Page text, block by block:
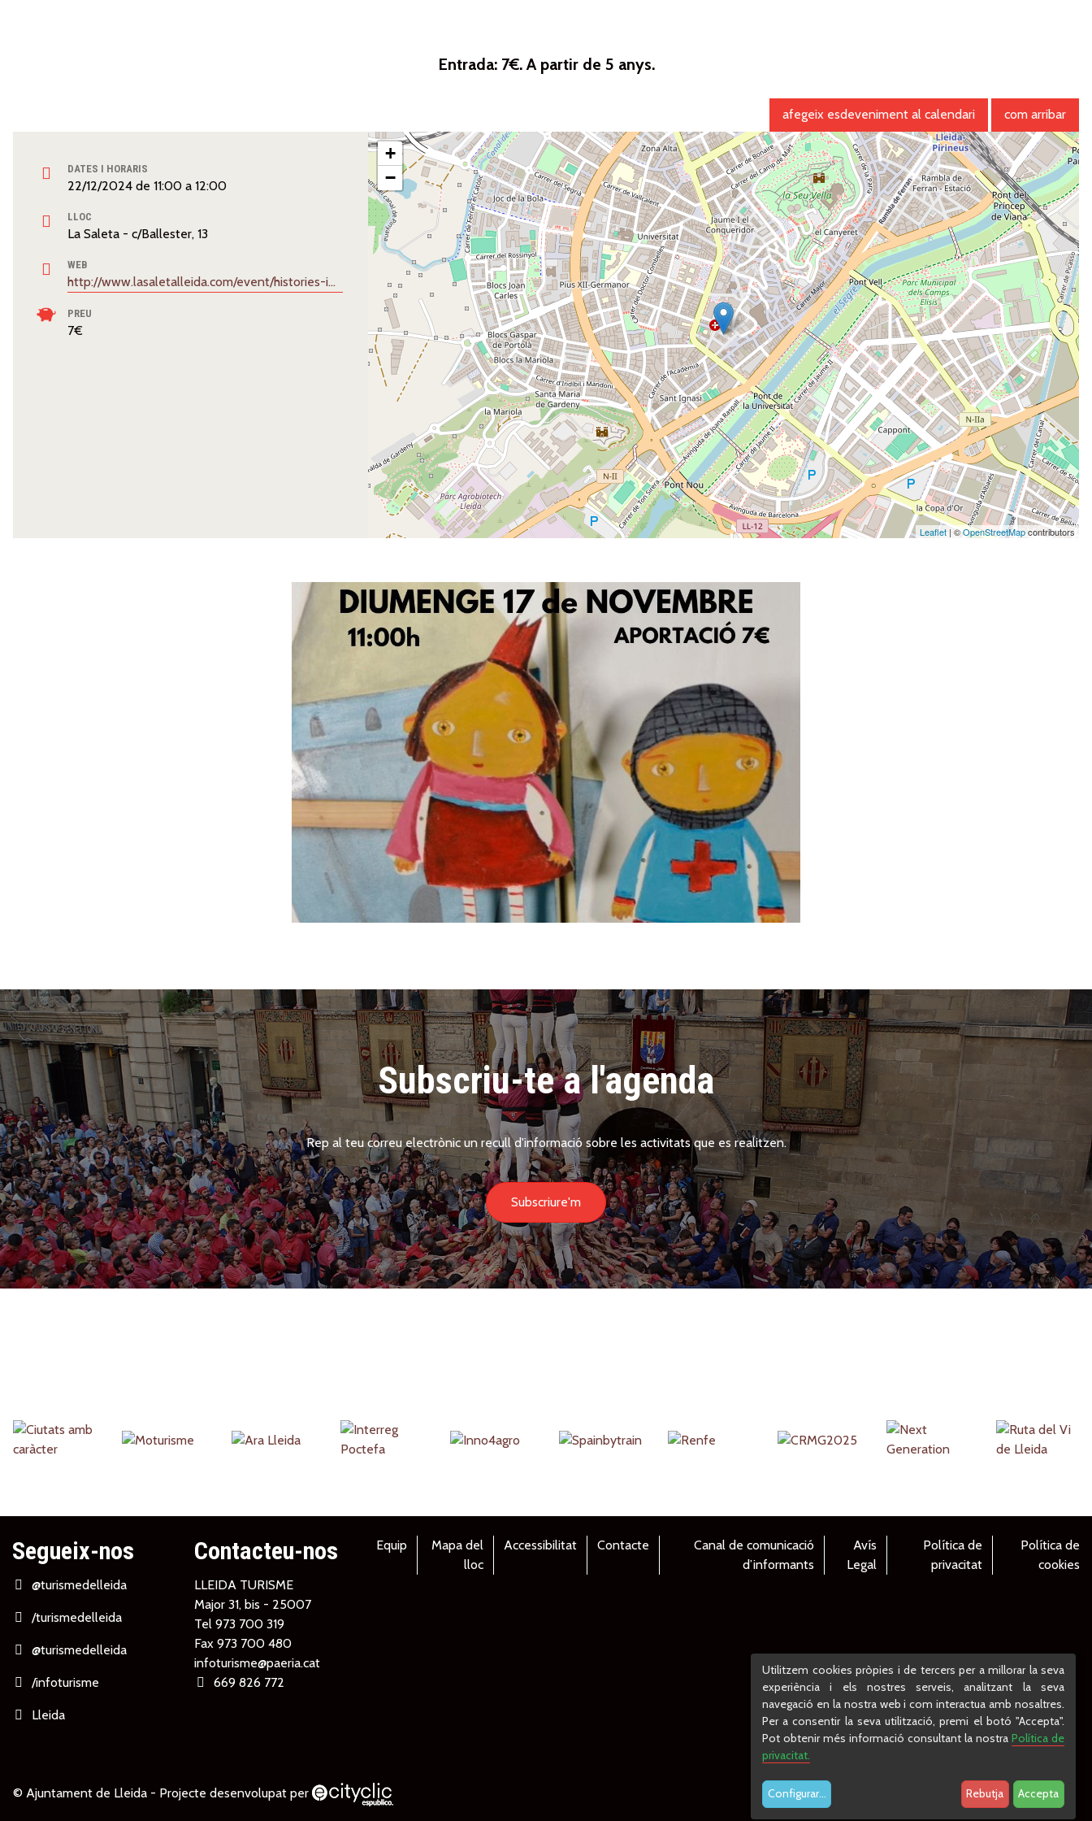
Entrada: 7€. A partir de 5 anys.
DATES I HORARIS
22/12/2024 de 11:00 a 12:00
LLOC
La Saleta - c/Ballester, 13
WEB
http://www.lasaletalleida.com/event/histories-improssibles/
PREU
7€
afegeix esdeveniment al calendari com arribar
+
−
Leaflet| ©OpenStreetMapcontributors
Subscriu-te a l'agenda
Rep al teu correu electrònic un recull d'informació sobre les activitats que es realitzen.
Subscriure'm
Partners
Segueix-nos
@turismedelleida
/turismedelleida
@turismedelleida
/infoturisme
Lleida
Contacteu-nos
LLEIDA TURISME
Major 31, bis - 25007
Tel 973 700 319
Fax 973 700 480
infoturisme@paeria.cat
669 826 772
Equip
Mapa del
lloc
Accessibilitat Contacte
Canal de comunicació
d’informants
Avís
Legal
Política de
privacitat
Política de
cookies
© Ajuntament de Lleida - Projecte desenvolupat per
Utilitzem cookies pròpies i de tercers per a millorar la seva
experiència i els nostres serveis, analitzant la seva
navegació en la nostra web i com interactua amb nosaltres.
Per a consentir la seva utilització, premi el botó "Accepta".
Pot obtenir més informació consultant la nostra Política de
privacitat.
Configurar... Rebutja Accepta